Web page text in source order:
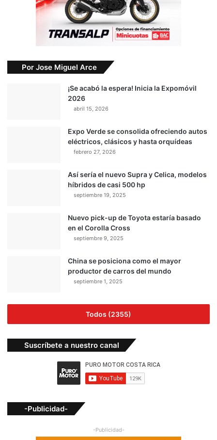
Por Jose Miguel Arce
¡Se acabó la espera! Inicia la Expomóvil
2026
abril 15, 2026
Expo Verde se consolida ofreciendo autos
eléctricos, clásicos y hasta orquídeas
febrero 27, 2026
Así sería el nuevo Supra y Celica, modelos
híbridos de casi 500 hp
septiembre 19, 2025
Nuevo pick-up de Toyota estaría basado
en el Corolla Cross
septiembre 9, 2025
China se posiciona como el mayor
productor de carros del mundo
septiembre 1, 2025
Todos (2355)
Suscríbete a nuestro canal
-Publicidad-
-Publicidad-